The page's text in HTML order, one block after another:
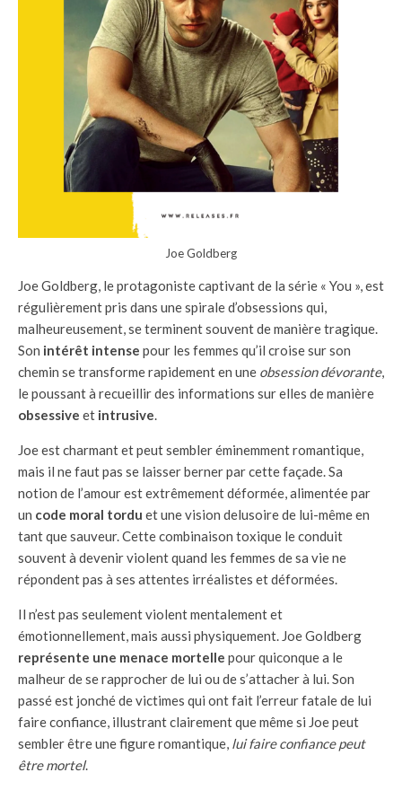
Joe Goldberg
Joe Goldberg, le protagoniste captivant de la série « You », est
régulièrement pris dans une spirale d’obsessions qui,
malheureusement, se terminent souvent de manière tragique.
Son intérêt intense pour les femmes qu’il croise sur son
chemin se transforme rapidement en une obsession dévorante,
le poussant à recueillir des informations sur elles de manière
obsessive et intrusive.
Joe est charmant et peut sembler éminemment romantique,
mais il ne faut pas se laisser berner par cette façade. Sa
notion de l’amour est extrêmement déformée, alimentée par
un code moral tordu et une vision delusoire de lui-même en
tant que sauveur. Cette combinaison toxique le conduit
souvent à devenir violent quand les femmes de sa vie ne
répondent pas à ses attentes irréalistes et déformées.
Il n’est pas seulement violent mentalement et
émotionnellement, mais aussi physiquement. Joe Goldberg
représente une menace mortelle pour quiconque a le
malheur de se rapprocher de lui ou de s’attacher à lui. Son
passé est jonché de victimes qui ont fait l’erreur fatale de lui
faire confiance, illustrant clairement que même si Joe peut
sembler être une figure romantique, lui faire confiance peut
être mortel.